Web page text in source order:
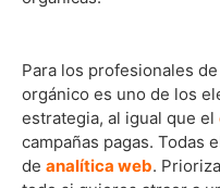
Para los profesionales
orgánico es uno de los
estrategia, al igual que el
campañas pagas. Todas
de analítica web.